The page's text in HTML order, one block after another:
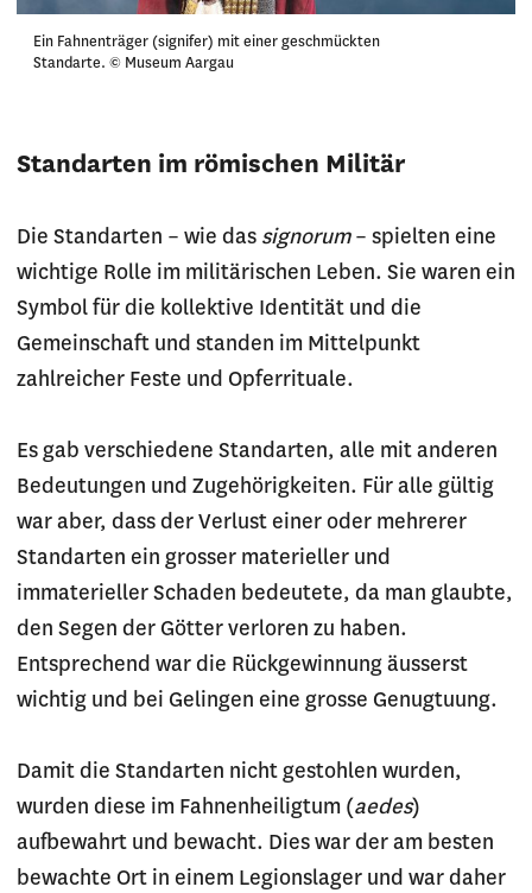
Ein Fahnenträger (signifer) mit einer geschmückten
Standarte. © Museum Aargau
Standarten im römischen Militär
Die Standarten – wie das signorum– spielten eine
wichtige Rolle im militärischen Leben. Sie waren ein
Symbol für die kollektive Identität und die
Gemeinschaft und standen im Mittelpunkt
zahlreicher Feste und Opferrituale.
Es gab verschiedene Standarten, alle mit anderen
Bedeutungen und Zugehörigkeiten. Für alle gültig
war aber, dass der Verlust einer oder mehrerer
Standarten ein grosser materieller und
immaterieller Schaden bedeutete, da man glaubte,
den Segen der Götter verloren zu haben.
Entsprechend war die Rückgewinnung äusserst
wichtig und bei Gelingen eine grosse Genugtuung.
Damit die Standarten nicht gestohlen wurden,
wurden diese im Fahnenheiligtum (aedes)
aufbewahrt und bewacht. Dies war der am besten
bewachte Ort in einem Legionslager und war daher